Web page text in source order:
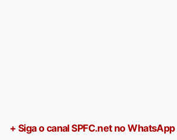
+ Siga o canal SPFC.net no WhatsApp